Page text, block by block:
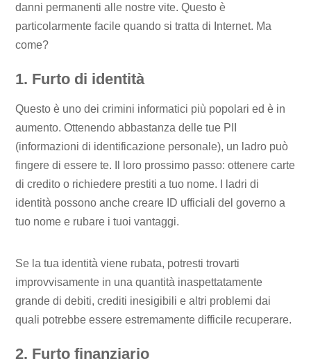
danni permanenti alle nostre vite. Questo è
particolarmente facile quando si tratta di Internet. Ma
come?
1. Furto di identità
Questo è uno dei crimini informatici più popolari ed è in
aumento. Ottenendo abbastanza delle tue PII
(informazioni di identificazione personale), un ladro può
fingere di essere te. Il loro prossimo passo: ottenere carte
di credito o richiedere prestiti a tuo nome. I ladri di
identità possono anche creare ID ufficiali del governo a
tuo nome e rubare i tuoi vantaggi.
Se la tua identità viene rubata, potresti trovarti
improvvisamente in una quantità inaspettatamente
grande di debiti, crediti inesigibili e altri problemi dai
quali potrebbe essere estremamente difficile recuperare.
2. Furto finanziario